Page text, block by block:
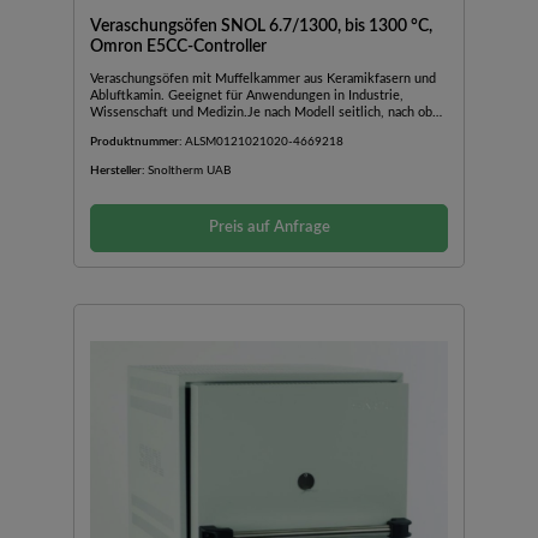
Veraschungsöfen SNOL 6.7/1300, bis 1300 °C,
Omron E5CC-Controller
Veraschungsöfen mit Muffelkammer aus Keramikfasern und
Abluftkamin. Geeignet für Anwendungen in Industrie,
Wissenschaft und Medizin.Je nach Modell seitlich, nach oben
pulverbeschichtetem BlechAbluftkamin mit
einfachem Temperaturregler Omron E5CC mit einstellbarer
Temperatur und Zeit (nicht programmierbar)
Produktnummer: ALSM0121021020-4669218
Hersteller: Snoltherm UAB
Preis auf Anfrage